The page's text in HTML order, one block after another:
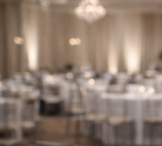
Zum
Hauptinhalt
springen